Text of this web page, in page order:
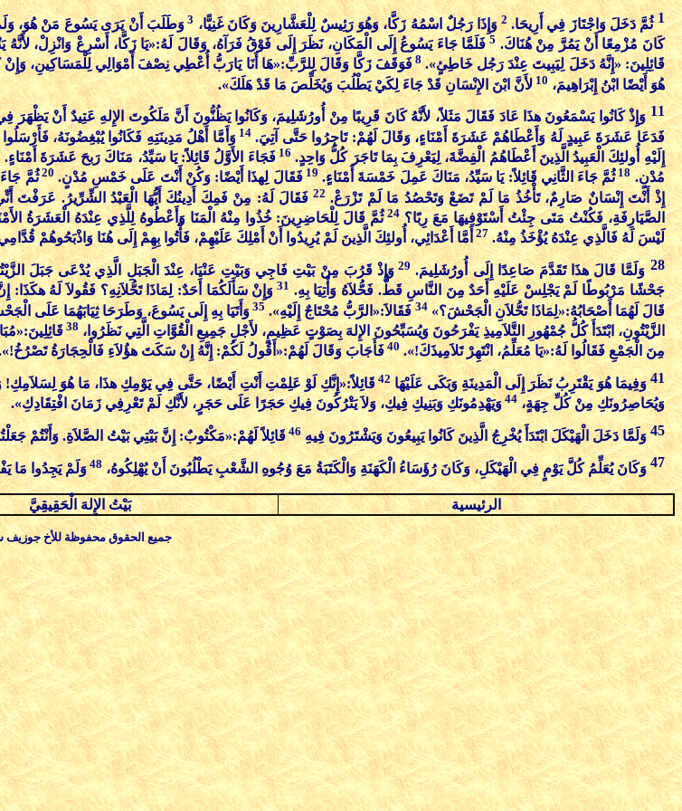
1 ثُمَّ دَخَلَ وَاجْتَازَ فِي أَرِيحَا.2 وَإِذَا رَجُلٌ اسْمُهُ زَكَّا، وَهُوَ رَئِيسٌ لِلْعَشَّارِينَ وَكَانَ غَنِيًّا،3 وَطَلَبَ أَنْ يَرَى يَسُوعَ مَنْ هُوَ، وَلَمْ
كَانَ مُزْمِعًا أَنْ يَمُرَّ مِنْ هُنَاكَ.5 فَلَمَّا جَاءَ يَسُوعُ إِلَى الْمَكَانِ، نَظَرَ إِلَى فَوْقُ فَرَآهُ، وَقَالَ لَهُ:«يَا زَكَّا، أَسْرِعْ وَانْزِلْ،
قَائِلِينَ: «إِنَّهُ دَخَلَ لِيَبِيتَ عِنْدَ رَجُل خَاطِئٍ».8 فَوَقَفَ زَكَّا وَقَالَ لِلرَّبِّ:«هَا أَنَا يَارَبُّ أُعْطِي نِصْفَ أَمْوَالِي لِلْمَسَاكِينِ،
هُوَ أَيْضًا ابْنُ إِبْرَاهِيمَ،10 لأَنَّ ابْنَ الإِنْسَانِ قَدْ جَاءَ لِكَيْ يَطْلُبَ وَيُخَلِّصَ مَا قَدْ هَلَكَ».
11 وَإِذْ كَانُوا يَسْمَعُونَ هذَا عَادَ فَقَالَ مَثَلاً، لأَنَّهُ كَانَ قَرِيبًا مِنْ أُورُشَلِيمَ، وَكَانُوا يَظُنُّونَ أَنَّ مَلَكُوتَ الإِلهِ عَتِيدٌ أَنْ يَظْهَرَ
فَدَعَا عَشَرَةَ عَبِيدٍ لَهُ وَأَعْطَاهُمْ عَشَرَةَ أَمْنَاءٍ، وَقَالَ لَهُمْ: تَاجِرُوا حَتَّى آتِيَ.14 وَأَمَّا أَهْلُ مَدِينَتِهِ فَكَانُوا يُبْغِضُونَهُ،
إِلَيْهِ أُولئِكَ الْعَبِيدُ الَّذِينَ أَعْطَاهُمُ الْفِضَّةَ، لِيَعْرِفَ بِمَا تَاجَرَ كُلُّ وَاحِدٍ.16 فَجَاءَ الأَوَّلُ قَائِلاً: يَا سَيِّدُ، مَنَاكَ رَبحَ عَشَرَةَ أَمْنَاءٍ.
مُدْنٍ. 18 ثُمَّ جَاءَ الثَّانِي قَائِلاً: يَا سَيِّدُ، مَنَاكَ عَمِلَ خَمْسَةَ أَمْنَاءٍ.19 فَقَالَ لِهذَا أَيْضًا: وَكُنْ أَنْتَ عَلَى خَمْسِ مُدْنٍ. 20 ثُمَّ
إِذْ أَنْتَ إِنْسَانٌ صَارِمٌ، تَأْخُذُ مَا لَمْ تَضَعْ وَتَحْصُدُ مَا لَمْ تَزْرَعْ.22 فَقَالَ لَهُ: مِنْ فَمِكَ أَدِينُكَ أَيُّهَا الْعَبْدُ الشِّرِّيرُ. عَرَفْتَ
الصَّيَارِفَةِ، فَكُنْتُ مَتَى جِئْتُ أَسْتَوْفِيهَا مَعَ رِبًا؟24 ثُمَّ قَالَ لِلْحَاضِرِينَ: خُذُوا مِنْهُ الْمَنَا وَأَعْطُوهُ لِلَّذِي عِنْدَهُ الْعَشَرَةُ
لَيْسَ لَهُ فَالَّذِي عِنْدَهُ يُؤْخَذُ مِنْهُ.27 أَمَّا أَعْدَائِي، أُولئِكَ الَّذِينَ لَمْ يُرِيدُوا أَنْ أَمْلِكَ عَلَيْهِمْ، فَأْتُوا بِهِمْ إِلَى هُنَا وَاذْبَحُوهُمْ
28 وَلَمَّا قَالَ هذَا تَقَدَّمَ صَاعِدًا إِلَى أُورُشَلِيمَ. 29 وَإِذْ قَرُبَ مِنْ بَيْتِ فَاجِي وَبَيْتِ عَنْيَا، عِنْدَ الْجَبَلِ الَّذِي يُدْعَى جَبَلَ
جَحْشًا مَرْبُوطًا لَمْ يَجْلِسْ عَلَيْهِ أَحَدٌ مِنَ النَّاسِ قَطُّ. فَحُّلاَهُ وَأْتِيَا بِهِ.31 وَإِنْ سَأَلَكُمَا أَحَدٌ: لِمَاذَا تَحُّلاَنِهِ؟ فَقُولاَ لَهُ هكَذَا:
قَالَ لَهُمَا أَصْحَابُهُ:«لِمَاذَا تَحُّلاَنِ الْجَحْشَ؟»34 فَقَالاَ:«الرَّبُّ مُحْتَاجٌ إِلَيْهِ».35 وَأَتَيَا بِهِ إِلَى يَسُوعَ، وَطَرَحَا ثِيَابَهُمَا عَلَى
الزَّيْتُونِ، ابْتَدَأَ كُلُّ جُمْهُورِ التَّلاَمِيذِ يَفْرَحُونَ وَيُسَبِّحُونَ الإِلهَ بِصَوْتٍ عَظِيمٍ، لأَجْلِ جَمِيعِ الْقُوَّاتِ الَّتِي نَظَرُوا،38
مِنَ الْجَمْعِ فَقَالُوا لَهُ:«يَا مُعَلِّمُ، انْتَهِرْ تَلاَمِيذَكَ!».40 فَأَجَابَ وَقَالَ لَهُمْ:«أَقُولُ لَكُمْ: إِنَّهُ إِنْ سَكَتَ هؤُلاَءِ فَالْحِجَارَةُ
41 وَفِيمَا هُوَ يَقْتَرِبُ نَظَرَ إِلَى الْمَدِينَةِ وَبَكَى عَلَيْهَا42 قَائِلاً:«إِنَّكِ لَوْ عَلِمْتِ أَنْتِ أَيْضًا، حَتَّى فِي يَوْمِكِ هذَا، مَا هُوَ
وَيُحَاصِرُونَكِ مِنْ كُلِّ جِهَةٍ،44 وَيَهْدِمُونَكِ وَبَنِيكِ فِيكِ، وَلاَ يَتْرُكُونَ فِيكِ حَجَرًا عَلَى حَجَرٍ، لأَنَّكِ لَمْ تَعْرِفِي زَمَانَ افْتِقَادِكِ».
45 وَلَمَّا دَخَلَ الْهَيْكَلَ ابْتَدَأَ يُخْرِجُ الَّذِينَ كَانُوا يَبِيعُونَ وَيَشْتَرُونَ فِيهِ46قَائِلاً لَهُمْ:«مَكْتُوبٌ: إِنَّ بَيْتِي بَيْتُ الصَّلاَةِ. وَأَنْتُمْ
47 وَكَانَ يُعَلِّمُ كُلَّ يَوْمٍ فِي الْهَيْكَلِ، وَكَانَ رُؤَسَاءُ الْكَهَنَةِ وَالْكَتَبَةُ مَعَ وُجُوهِ الشَّعْبِ يَطْلُبُونَ أَنْ يُهْلِكُوهُ،48 وَلَمْ يَجِدُوا مَا
الرئيسية بَيْتُ الإِلهَ الْحَقِيقِيَّ
جميع الحقوق محفوظة للأخ جوزيف